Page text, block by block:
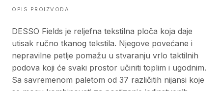
OPIS PROIZVODA
DESSO Fields je reljefna tekstilna ploča koja daje
utisak ručno tkanog tekstila. Njegove povećane i
nepravilne petlje pomažu u stvaranju vrlo taktilnih
podova koji će svaki prostor učiniti toplim i ugodnim.
Sa savremenom paletom od 37 različitih nijansi koje